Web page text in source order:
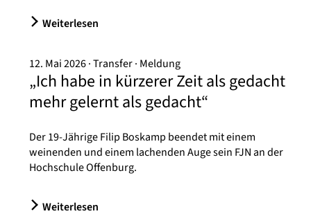
Weiterlesen
12. Mai 2026 Transfer Meldung
„Ich habe in kürzerer Zeit als gedacht
mehr gelernt als gedacht“
Der 19-Jährige Filip Boskamp beendet mit einem
weinenden und einem lachenden Auge sein FJN an der
Hochschule Offenburg.
Weiterlesen